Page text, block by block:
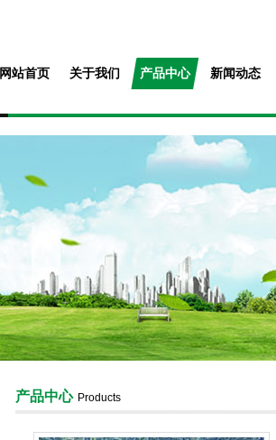
网站首页 关于我们 产品中心 新闻动态
产品中心 Products